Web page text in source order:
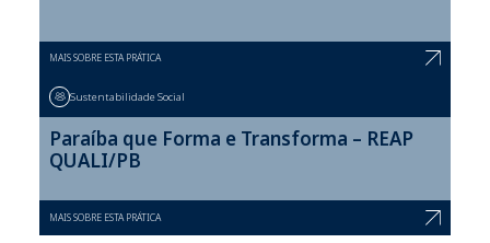
MAIS SOBRE ESTA PRÁTICA
Sustentabilidade Social
Paraíba que Forma e Transforma – REAP
QUALI/PB
MAIS SOBRE ESTA PRÁTICA